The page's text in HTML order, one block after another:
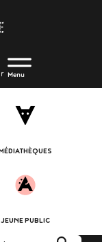
Menu
burger
Body
icon_trigger
Menu
JEUNE PUBLIC